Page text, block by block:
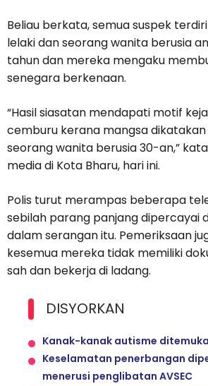
Beliau berkata, semua suspek
lelaki dan seorang wanita berusia
tahun dan mereka mengaku
senegara berkenaan.
“Hasil siasatan mendapati motif
cemburu kerana mangsa
seorang wanita berusia 30-an,”
media di Kota Bharu, hari ini.
Polis turut merampas beberapa
sebilah parang panjang dipercayai
dalam serangan itu. Pemeriksaan
kesemua mereka tidak memiliki
sah dan bekerja di ladang.
DISYORKAN
Kanak-kanak autisme
Keselamatan penerbangan
menerusi penglibatan AVSEC